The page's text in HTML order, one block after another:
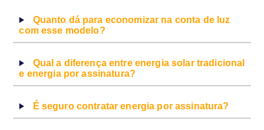
Quanto dá para economizar na conta de luz
com esse modelo?
Qual a diferença entre energia solar tradicional
e energia por assinatura?
É seguro contratar energia por assinatura?